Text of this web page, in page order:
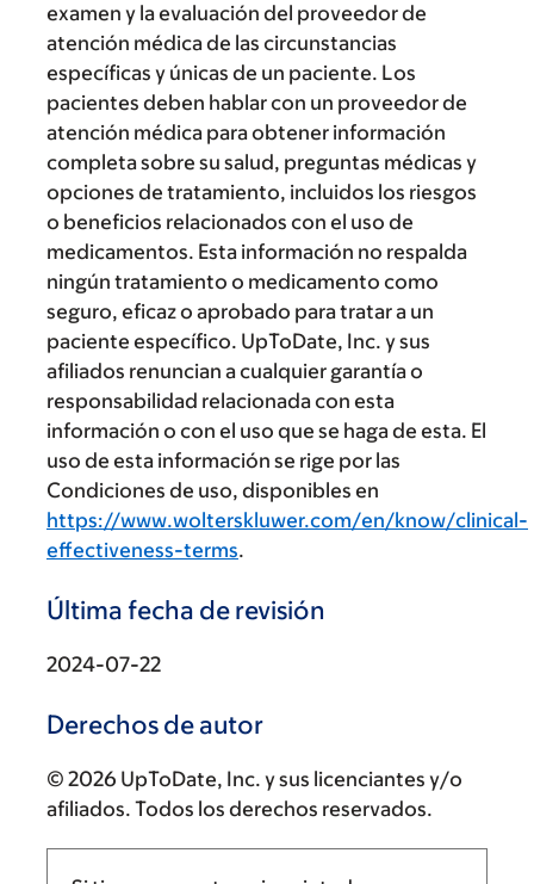
examen y la evaluación del proveedor de
atención médica de las circunstancias
específicas y únicas de un paciente. Los
pacientes deben hablar con un proveedor de
atención médica para obtener información
completa sobre su salud, preguntas médicas y
opciones de tratamiento, incluidos los riesgos
o beneficios relacionados con el uso de
medicamentos. Esta información no respalda
ningún tratamiento o medicamento como
seguro, eficaz o aprobado para tratar a un
paciente específico. UpToDate, Inc. y sus
afiliados renuncian a cualquier garantía o
responsabilidad relacionada con esta
información o con el uso que se haga de esta. El
uso de esta información se rige por las
Condiciones de uso, disponibles en
https://www.wolterskluwer.com/en/know/clinical-
effectiveness-terms.
Última fecha de revisión
2024-07-22
Derechos de autor
© 2026 UpToDate, Inc. y sus licenciantes y/o
afiliados. Todos los derechos reservados.